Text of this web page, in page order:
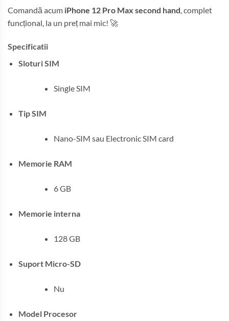
Comandă acum iPhone 12 Pro Max second hand, complet
funcțional, la un preț mai mic! 🚀
Specificatii
Sloturi SIM
Single SIM
Tip SIM
Nano-SIM sau Electronic SIM card
Memorie RAM
6 GB
Memorie interna
128 GB
Suport Micro-SD
Nu
Model Procesor